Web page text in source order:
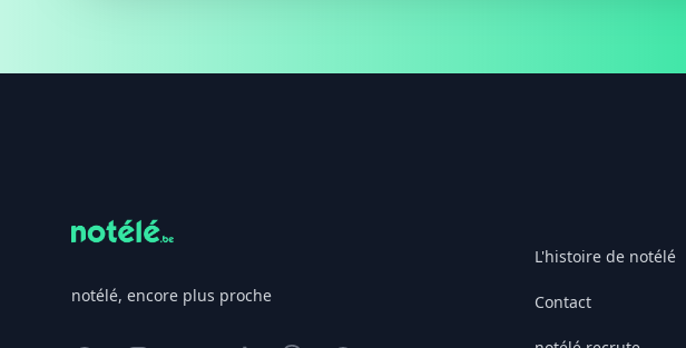
notélé, encore plus proche
L'histoire de notélé
Contact